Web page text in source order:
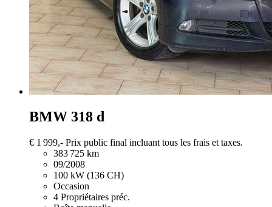
BMW 318 d
€ 1 999,- Prix public final incluant tous les frais et taxes.
383 725 km
09/2008
100 kW (136 CH)
Occasion
4 Propriétaires préc.